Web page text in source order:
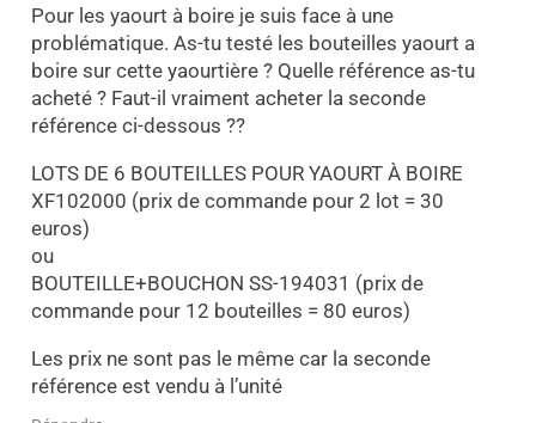
Pour les yaourt à boire je suis face à une
problématique. As-tu testé les bouteilles yaourt a
boire sur cette yaourtière ? Quelle référence as-tu
acheté ? Faut-il vraiment acheter la seconde
référence ci-dessous ??
LOTS DE 6 BOUTEILLES POUR YAOURT À BOIRE
XF102000 (prix de commande pour 2 lot = 30
euros)
ou
BOUTEILLE+BOUCHON SS-194031 (prix de
commande pour 12 bouteilles = 80 euros)
Les prix ne sont pas le même car la seconde
référence est vendu à l’unité